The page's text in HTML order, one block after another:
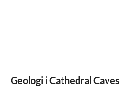
Geologi i Cathedral Caves